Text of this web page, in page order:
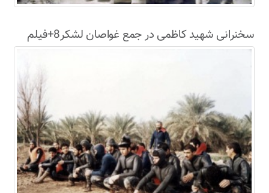
سخنرانی شهید کاظمی در جمع غواصان لشکر8+فیلم